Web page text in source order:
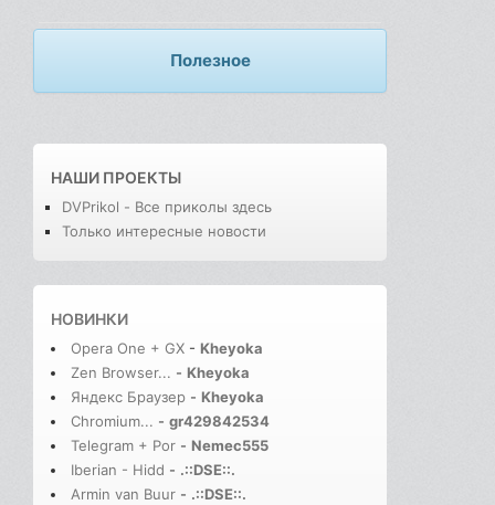
Полезное
НАШИ ПРОЕКТЫ
DVPrikol - Все приколы здесь
Только интересные новости
НОВИНКИ
Opera One + GX - Kheyoka
Zen Browser... - Kheyoka
Яндекс Браузер - Kheyoka
Chromium... - gr429842534
Telegram + Por - Nemec555
Iberian - Hidd - .::DSE::.
Armin van Buur - .::DSE::.